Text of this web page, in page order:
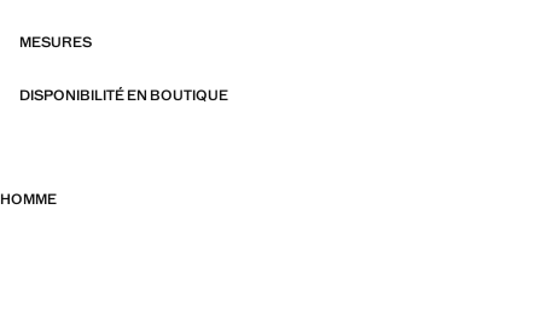
MESURES
DISPONIBILITÉ EN BOUTIQUE
HOMME